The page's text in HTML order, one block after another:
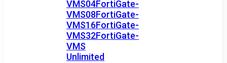
VMS04FortiGate-
VMS08FortiGate-
VMS16FortiGate-
VMS32FortiGate-
VMS
Unlimited